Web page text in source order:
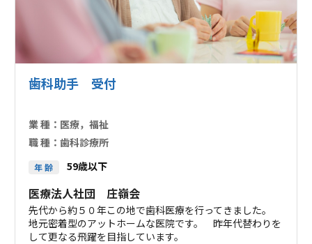
歯科助手 受付
業 種： 医療，福祉
職 種： 歯科診療所
年 齢 59歳以下
医療法人社団 庄嶺会
先代から約５０年この地で歯科医療を行ってきました。
地元密着型のアットホームな医院です。 昨年代替わりを
して更なる飛躍を目指しています。